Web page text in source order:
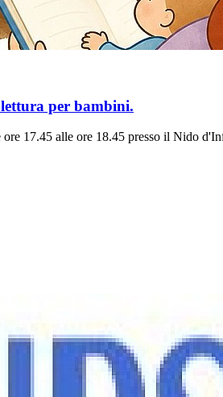
per bambini.
17.45 alle ore 18.45 presso il Nido